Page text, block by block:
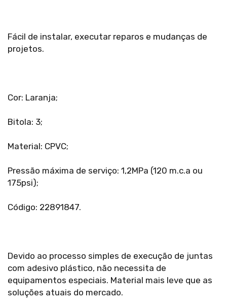
Fácil de instalar, executar reparos e mudanças de
projetos.
Cor: Laranja;
Bitola: 3;
Material: CPVC;
Pressão máxima de serviço: 1,2MPa (120 m.c.a ou
175psi);
Código: 22891847.
Devido ao processo simples de execução de juntas
com adesivo plástico, não necessita de
equipamentos especiais. Material mais leve que as
soluções atuais do mercado.